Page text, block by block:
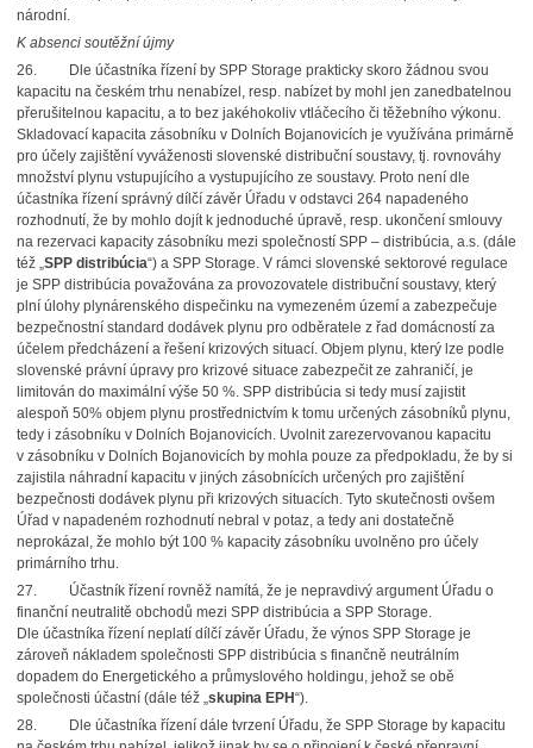
národní.
K absenci soutěžní újmy
26. Dle účastníka řízení by SPP Storage prakticky skoro žádnou svou
kapacitu na českém trhu nenabízel, resp. nabízet by mohl jen zanedbatelnou
přerušitelnou kapacitu, a to bez jakéhokoliv vtláčecího či těžebního výkonu.
Skladovací kapacita zásobníku v Dolních Bojanovicích je využívána primárně
pro účely zajištění vyváženosti slovenské distribuční soustavy, tj. rovnováhy
množství plynu vstupujícího a vystupujícího ze soustavy. Proto není dle
účastníka řízení správný dílčí závěr Úřadu v odstavci 264 napadeného
rozhodnutí, že by mohlo dojít k jednoduché úpravě, resp. ukončení smlouvy
na rezervaci kapacity zásobníku mezi společností SPP – distribúcia, a.s. (dále
též „SPP distribúcia“) a SPP Storage. V rámci slovenské sektorové regulace
je SPP distribúcia považována za provozovatele distribuční soustavy, který
plní úlohy plynárenského dispečinku na vymezeném území a zabezpečuje
bezpečnostní standard dodávek plynu pro odběratele z řad domácností za
účelem předcházení a řešení krizových situací. Objem plynu, který lze podle
slovenské právní úpravy pro krizové situace zabezpečit ze zahraničí, je
limitován do maximální výše 50 %. SPP distribúcia si tedy musí zajistit
alespoň 50% objem plynu prostřednictvím k tomu určených zásobníků plynu,
tedy i zásobníku v Dolních Bojanovicích. Uvolnit zarezervovanou kapacitu
v zásobníku v Dolních Bojanovicích by mohla pouze za předpokladu, že by si
zajistila náhradní kapacitu v jiných zásobnících určených pro zajištění
bezpečnosti dodávek plynu při krizových situacích. Tyto skutečnosti ovšem
Úřad v napadeném rozhodnutí nebral v potaz, a tedy ani dostatečně
neprokázal, že mohlo být 100 % kapacity zásobníku uvolněno pro účely
primárního trhu.
27. Účastník řízení rovněž namítá, že je nepravdivý argument Úřadu o
finanční neutralitě obchodů mezi SPP distribúcia a SPP Storage.
Dle účastníka řízení neplatí dílčí závěr Úřadu, že výnos SPP Storage je
zároveň nákladem společnosti SPP distribúcia s finančně neutrálním
dopadem do Energetického a průmyslového holdingu, jehož se obě
společnosti účastní (dále též „skupina EPH “).
28. Dle účastníka řízení dále tvrzení Úřadu, že SPP Storage by kapacitu